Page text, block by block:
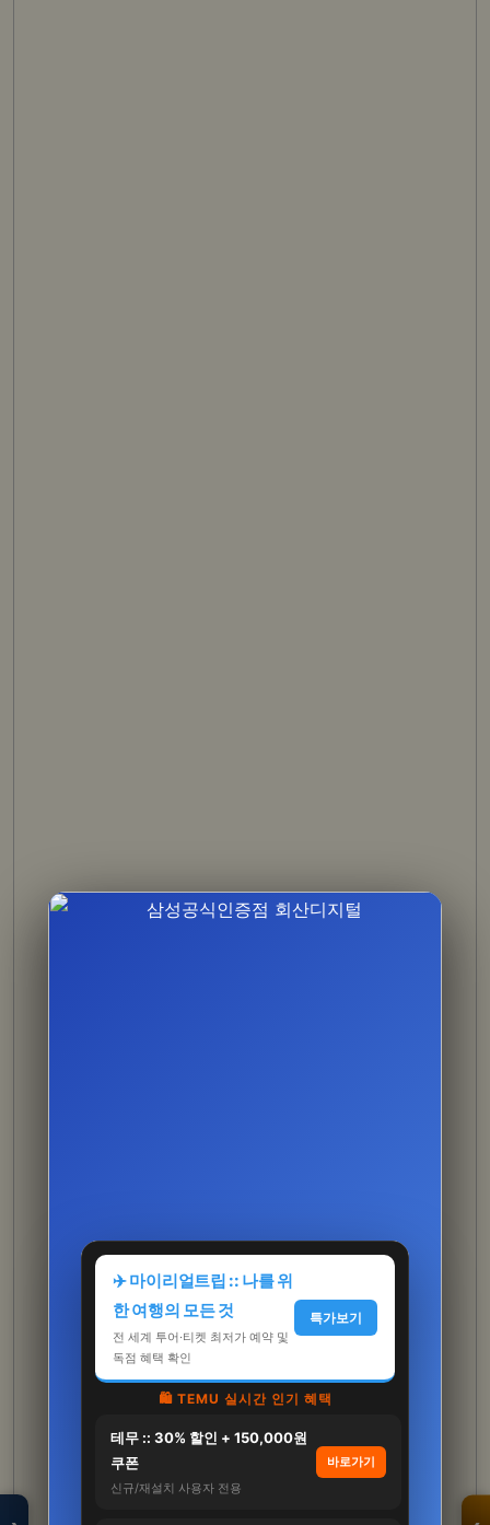
✈️ 마이리얼트립 :: 나를 위
한 여행의 모든 것
전 세계 투어·티켓 최저가 예약 및
독점 혜택 확인
특가보기
🛍️ TEMU 실시간 인기 혜택
테무 :: 30% 할인 + 150,000원
쿠폰
신규/재설치 사용자 전용
바로가기